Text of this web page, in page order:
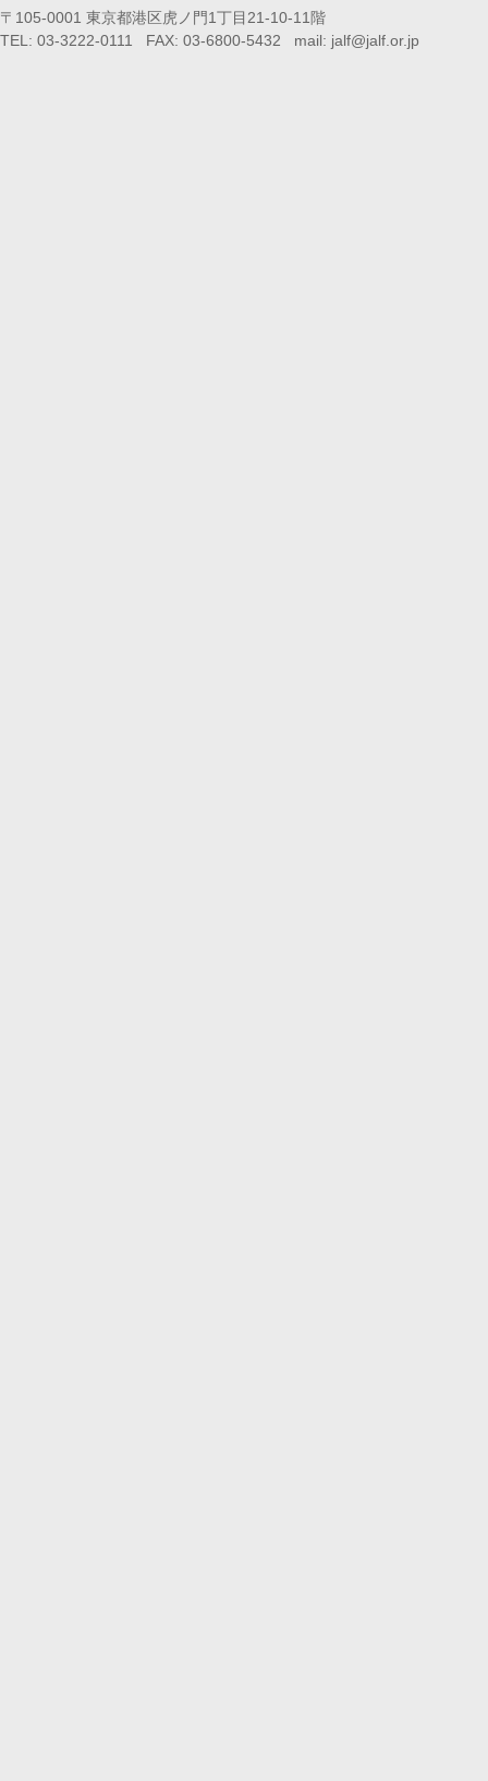
〒105-0001 東京都港区虎ノ門1丁目21-10-11階
TEL: 03-3222-0111 FAX: 03-6800-5432 mail: jalf@jalf.or.jp